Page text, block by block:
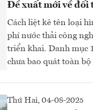
Đề xuất mới về đối
Cách liệt kê tên loại
phí nước thải công
triển khai. Danh mục
chưa bao quát toàn
Thứ Hai, 04-08-2025